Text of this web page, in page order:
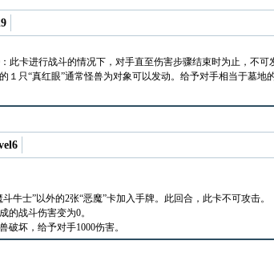
此卡进行战斗的情况下，对手直至伤害步骤结束时为止，不
１只“真红眼”通常怪兽为对象可以发动。给予对手相当于墓地
士”以外的2张“恶魔”卡加入手牌。此回合，此卡不可攻击。
战斗伤害变为0。
坏，给予对手1000伤害。